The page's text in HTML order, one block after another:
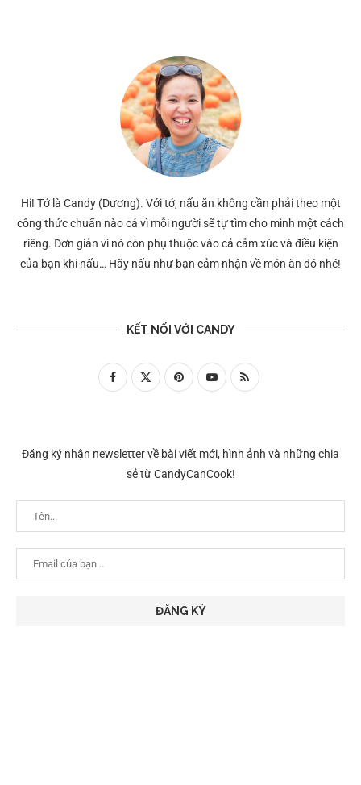
Hi! Tớ là Candy (Dương). Với tớ, nấu ăn không cần phải theo một
công thức chuẩn nào cả vì mỗi người sẽ tự tìm cho mình một cách
riêng. Đơn giản vì nó còn phụ thuộc vào cả cảm xúc và điều kiện
của bạn khi nấu… Hãy nấu như bạn cảm nhận về món ăn đó nhé!
KẾT NỐI VỚI CANDY
Đăng ký nhận newsletter về bài viết mới, hình ảnh và những chia
sẻ từ CandyCanCook!